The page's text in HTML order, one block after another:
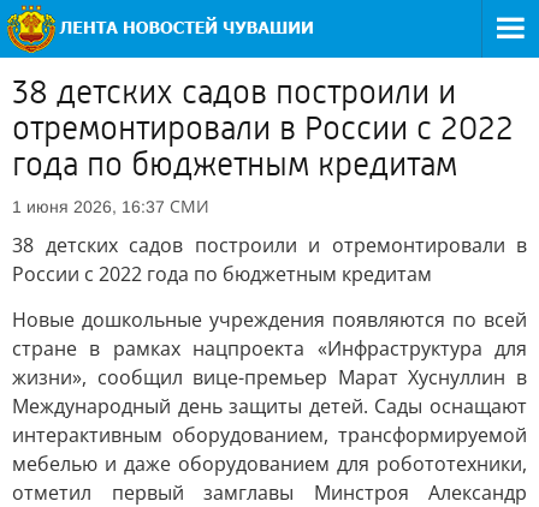
38 детских садов построили и
отремонтировали в России с 2022
года по бюджетным кредитам
1 июня 2026, 16:37 СМИ
38 детских садов построили и отремонтировали в
России с 2022 года по бюджетным кредитам
Новые дошкольные учреждения появляются по всей
стране в рамках нацпроекта «Инфраструктура для
жизни», сообщил вице-премьер Марат Хуснуллин в
Международный день защиты детей. Сады оснащают
интерактивным оборудованием, трансформируемой
мебелью и даже оборудованием для робототехники,
отметил первый замглавы Минстроя Александр